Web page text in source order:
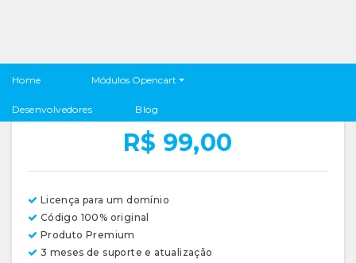
Home Módulos Opencart
Desenvolvedores Blog
BOLETO (5% OFF) OU 4X SEM JUROS
R$ 99,00
Licença para um domínio
Código 100% original
Produto Premium
3 meses de suporte e atualização